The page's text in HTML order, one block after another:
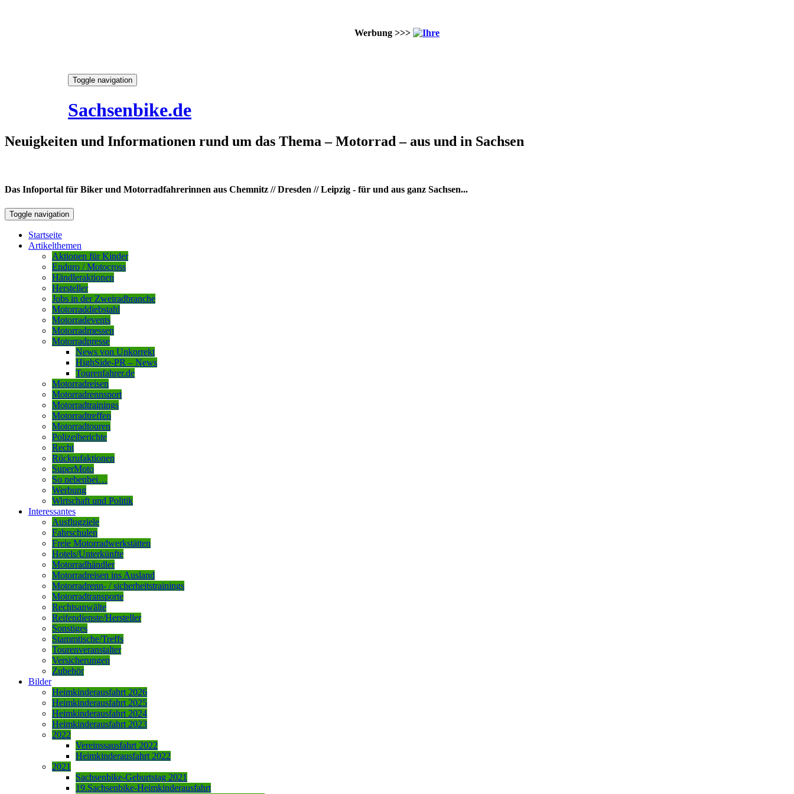
Werbung >>>
Toggle navigation
Sachsenbike.de
Neuigkeiten und Informationen rund um das Thema – Motorrad – aus und in Sachsen
Das Infoportal für Biker und Motorradfahrerinnen aus Chemnitz // Dresden // Leipzig - für und aus ganz Sachsen...
Toggle navigation
Startseite
Artikelthemen
Aktionen für Kinder
Enduro / Motocross
Händleraktionen
Hersteller
Jobs in der Zweiradbranche
Motorraddiebstahl
Motorradevents
Motorradmessen
Motorradpresse
News von Unkorrekt
HighSide-PR – News
Tourenfahrer.de
Motorradreisen
Motorradrennsport
Motorradtrainings
Motorradtreffen
Motorradtouren
Polizeiberichte
Recht
Rückrufaktionen
SuperMoto
So nebenbei…
Werbung
Wirtschaft und Politik
Interessantes
Ausflugziele
Fahrschulen
Freie Motorradwerkstätten
Hotels/Unterkünfte
Motorradhändler
Motorradreisen ins Ausland
Motorradrenn- / sicherheitstrainings
Motorradtransporte
Rechtsanwälte
Reifendienste/Hersteller
Sonstiges
Stammtische/Treffs
Tourenveranstalter
Versicherungen
Zubehör
Bilder
Heimkinderausfahrt 2026
Heimkinderausfahrt 2025
Heimkinderausfahrt 2024
Heimkinderausfahrt 2023
2022
Vereinssausfahrt 2022
Heimkinderausfahrt 2022
2021
Sachsenbike-Geburtstag 2021
19.Sachsenbike-Heimkinderausfahrt